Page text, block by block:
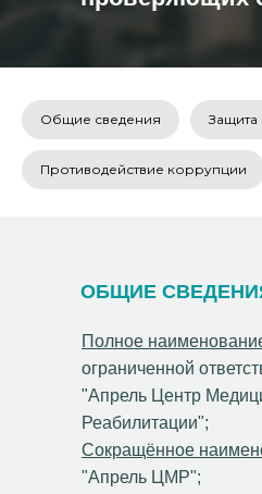
Общие сведения Защита
Противодействие коррупции
Полное
ограниченной
"Апрель Центр
Реабилитации";
Сокращённое
"Апрель ЦМР";
ОБЩИЕ